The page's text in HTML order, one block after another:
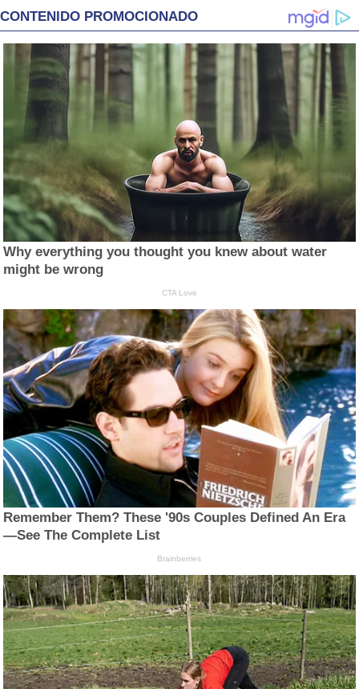
CONTENIDO PROMOCIONADO
Why everything you thought you knew about water
might be wrong
CTA Love
Remember Them? These '90s Couples Defined An Era
—See The Complete List
Brainberries